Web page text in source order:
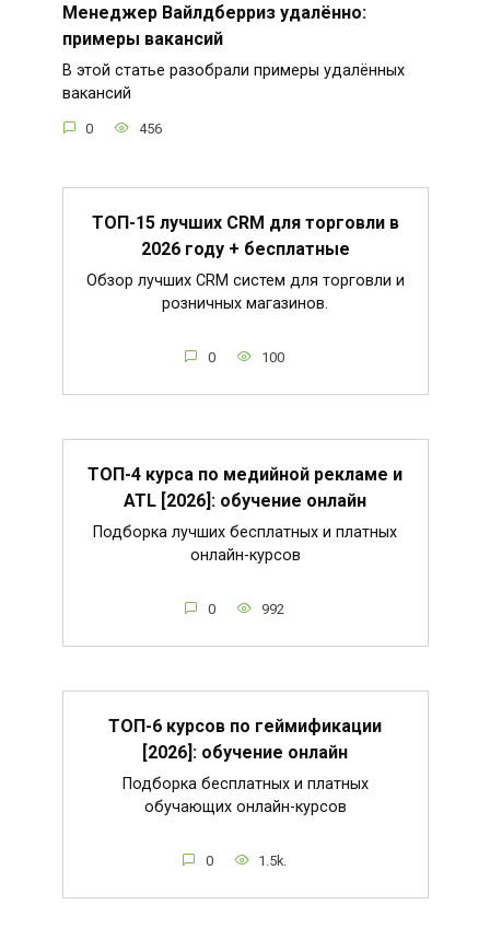
Менеджер Вайлдберриз удалённо:
примеры вакансий
В этой статье разобрали примеры удалённых
вакансий
0 456
ТОП-15 лучших CRM для торговли в
2026 году + бесплатные
Обзор лучших CRM систем для торговли и
розничных магазинов.
0 100
ТОП-4 курса по медийной рекламе и
ATL [2026]: обучение онлайн
Подборка лучших бесплатных и платных
онлайн-курсов
0 992
ТОП-6 курсов по геймификации
[2026]: обучение онлайн
Подборка бесплатных и платных
обучающих онлайн-курсов
0 1.5k.